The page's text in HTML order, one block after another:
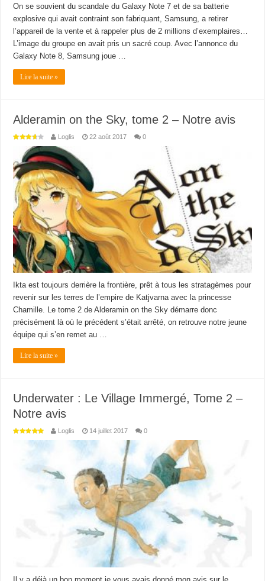
On se souvient du scandale du Galaxy Note 7 et de sa batterie
explosive qui avait contraint son fabriquant, Samsung, a retirer
l’appareil de la vente et à rappeler plus de 2 millions d’exemplaires…
L’image du groupe en avait pris un sacré coup. Avec l’annonce du
Galaxy Note 8, Samsung joue …
Lire la suite »
Alderamin on the Sky, tome 2 – Notre avis
Loglis 22 août 2017 0
Ikta est toujours derrière la frontière, prêt à tous les stratagèmes pour
revenir sur les terres de l’empire de Katjvarna avec la princesse
Chamille. Le tome 2 de Alderamin on the Sky démarre donc
précisément là où le précédent s’était arrêté, on retrouve notre jeune
équipe qui s’en remet au …
Lire la suite »
Underwater : Le Village Immergé, Tome 2 –
Notre avis
Loglis 14 juillet 2017 0